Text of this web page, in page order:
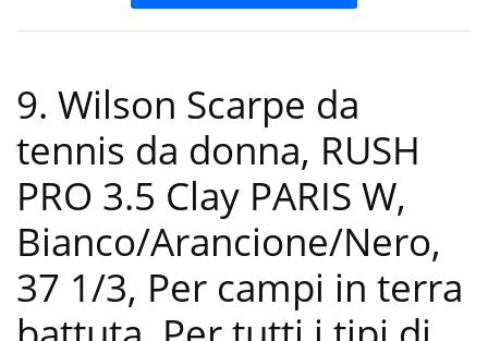
9. Wilson Scarpe da
tennis da donna, RUSH
PRO 3.5 Clay PARIS W,
Bianco/Arancione/Nero,
37 1/3, Per campi in terra